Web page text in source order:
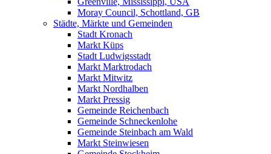
Moray Council, Schottland, GB
Städte, Märkte und Gemeinden
Stadt Kronach
Markt Küps
Stadt Ludwigsstadt
Markt Marktrodach
Markt Mitwitz
Markt Nordhalben
Markt Pressig
Gemeinde Reichenbach
Gemeinde Schneckenlohe
Gemeinde Steinbach am Wald
Markt Steinwiesen